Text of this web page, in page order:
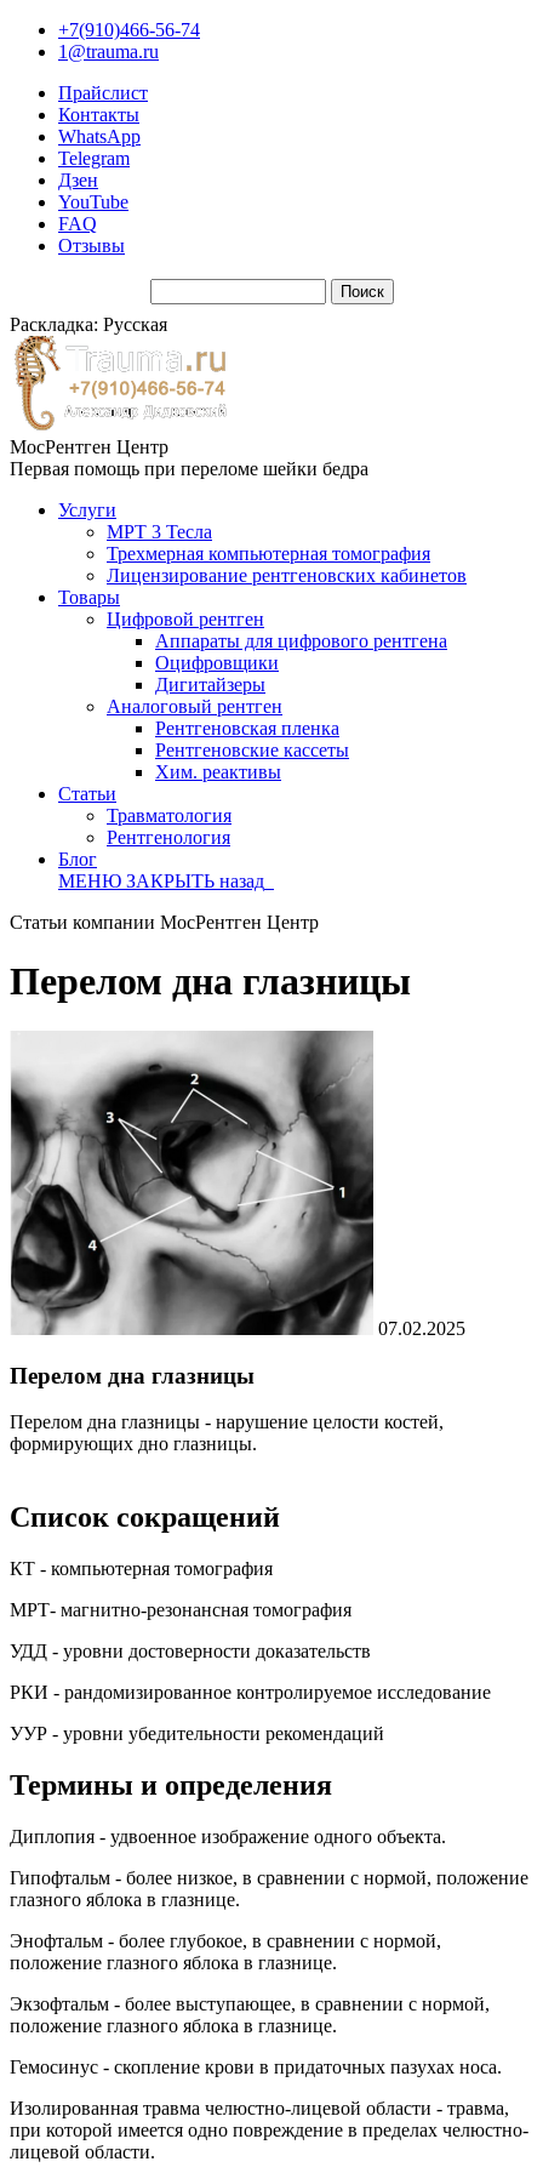
+7(910)466-56-74
1@trauma.ru
Прайслист
Контакты
WhatsApp
Telegram
Дзен
YouTube
FAQ
Отзывы
Раскладка: Русская
МосРентген Центр
Первая помощь при переломе шейки бедра
Услуги
МРТ 3 Тесла
Трехмерная компьютерная томография
Лицензирование рентгеновских кабинетов
Товары
Цифровой рентген
Аппараты для цифрового рентгена
Оцифровщики
Дигитайзеры
Аналоговый рентген
Рентгеновская пленка
Рентгеновские кассеты
Хим. реактивы
Статьи
Травматология
Рентгенология
Блог
МЕНЮ ЗАКРЫТЬ назад
Статьи компании МосРентген Центр
Перелом дна глазницы
07.02.2025
Перелом дна глазницы
Перелом дна глазницы - нарушение целости костей,
формирующих дно глазницы.
Список сокращений
КТ - компьютерная томография
МРТ- магнитно-резонансная томография
УДД - уровни достоверности доказательств
РКИ - рандомизированное контролируемое исследование
УУР - уровни убедительности рекомендаций
Термины и определения
Диплопия - удвоенное изображение одного объекта.
Гипофтальм - более низкое, в сравнении с нормой, положение
глазного яблока в глазнице.
Энофтальм - более глубокое, в сравнении с нормой,
положение глазного яблока в глазнице.
Экзофтальм - более выступающее, в сравнении с нормой,
положение глазного яблока в глазнице.
Гемосинус - скопление крови в придаточных пазухах носа.
Изолированная травма челюстно-лицевой области - травма,
при которой имеется одно повреждение в пределах челюстно-
лицевой области.